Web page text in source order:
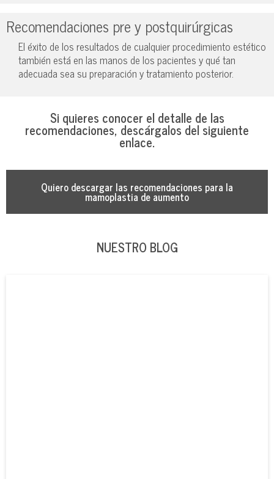
Recomendaciones pre y postquirúrgicas
El éxito de los resultados de cualquier procedimiento estético
también está en las manos de los pacientes y qué tan
adecuada sea su preparación y tratamiento posterior.
Si quieres conocer el detalle de las
recomendaciones, descárgalos del siguiente
enlace.
Quiero descargar las recomendaciones para la
mamoplastia de aumento
NUESTRO BLOG